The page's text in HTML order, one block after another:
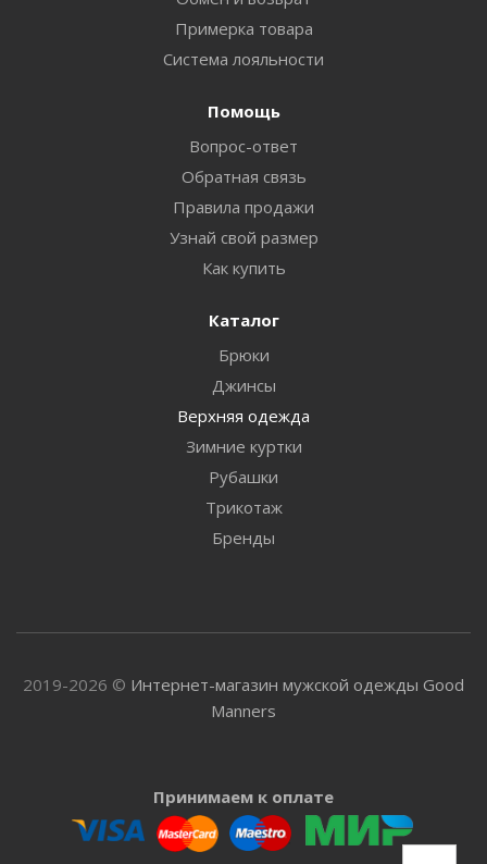
Примерка товара
Система лояльности
Помощь
Вопрос-ответ
Обратная связь
Правила продажи
Узнай свой размер
Как купить
Каталог
Брюки
Джинсы
Верхняя одежда
Зимние куртки
Рубашки
Трикотаж
Бренды
2019-2026 © Интернет-магазин мужской одежды Good
Manners
Принимаем к оплате